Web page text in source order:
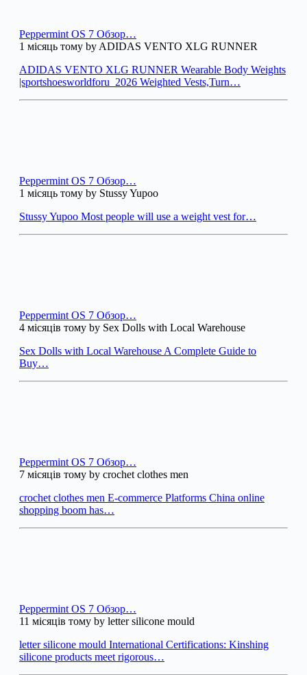
Peppermint OS 7 Обзор…
1 місяць тому by ADIDAS VENTO XLG RUNNER
ADIDAS VENTO XLG RUNNER Wearable Body Weights
|sportshoesworldforu_2026 Weighted Vests,Turn…
Peppermint OS 7 Обзор…
1 місяць тому by Stussy Yupoo
Stussy Yupoo Most people will use a weight vest for…
Peppermint OS 7 Обзор…
4 місяців тому by Sex Dolls with Local Warehouse
Sex Dolls with Local Warehouse A Complete Guide to
Buy…
Peppermint OS 7 Обзор…
7 місяців тому by crochet clothes men
crochet clothes men E-commerce Platforms China online
shopping boom has…
Peppermint OS 7 Обзор…
11 місяців тому by letter silicone mould
letter silicone mould International Certifications: Kinshing
silicone products meet rigorous…